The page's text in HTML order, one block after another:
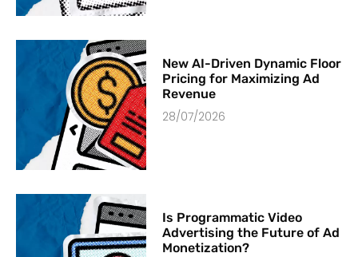
New AI-Driven Dynamic Floor
Pricing for Maximizing Ad
Revenue
28/07/2026
Is Programmatic Video
Advertising the Future of Ad
Monetization?